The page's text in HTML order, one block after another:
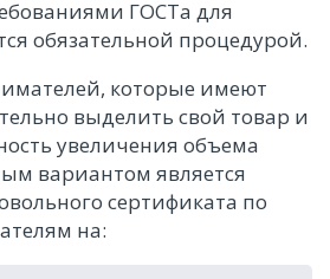
ГОСТа для
обязательной процедурой.
которые имеют
выделить свой товар и
увеличения объема
вариантом является
сертификата по
на: